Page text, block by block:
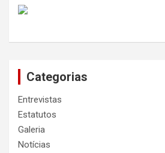
Categorias
Entrevistas
Estatutos
Galeria
Notícias